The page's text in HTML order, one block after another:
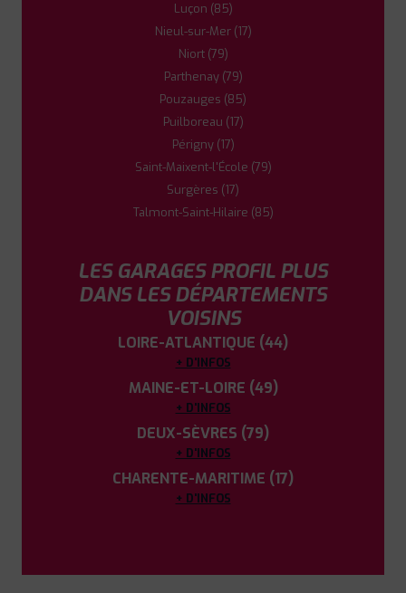
Luçon (85)
Nieul-sur-Mer (17)
Niort (79)
Parthenay (79)
Pouzauges (85)
Puilboreau (17)
Périgny (17)
Saint-Maixent-l'École (79)
Surgères (17)
Talmont-Saint-Hilaire (85)
LES GARAGES PROFIL PLUS
DANS LES DÉPARTEMENTS
VOISINS
LOIRE-ATLANTIQUE (44)
+ D'INFOS
MAINE-ET-LOIRE (49)
+ D'INFOS
DEUX-SÈVRES (79)
+ D'INFOS
CHARENTE-MARITIME (17)
+ D'INFOS